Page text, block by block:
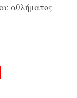
αθλήματος